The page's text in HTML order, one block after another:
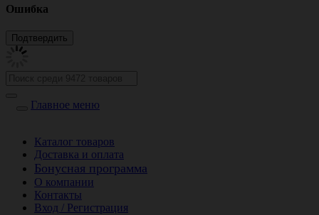
Ошибка
Главное меню
Каталог товаров
Доставка и оплата
Бонусная программа
О компании
Контакты
Вход / Регистрация